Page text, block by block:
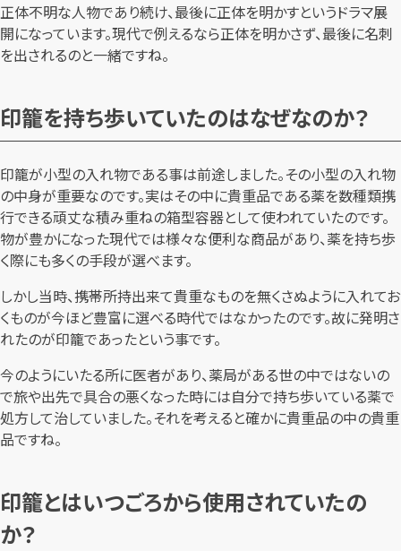
正体不明な人物であり続け、最後に正体を明かすというドラマ展
開になっています。現代で例えるなら正体を明かさず、最後に名刺
を出されるのと一緒ですね。
印籠を持ち歩いていたのはなぜなのか？
印籠が小型の入れ物である事は前途しました。その小型の入れ物
の中身が重要なのです。実はその中に貴重品である薬を数種類携
行できる頑丈な積み重ねの箱型容器として使われていたのです。
物が豊かになった現代では様々な便利な商品があり、薬を持ち歩
く際にも多くの手段が選べます。
しかし当時、携帯所持出来て貴重なものを無くさぬように入れてお
くものが今ほど豊富に選べる時代ではなかったのです。故に発明さ
れたのが印籠であったという事です。
今のようにいたる所に医者があり、薬局がある世の中ではないの
で旅や出先で具合の悪くなった時には自分で持ち歩いている薬で
処方して治していました。それを考えると確かに貴重品の中の貴重
品ですね。
印籠とはいつごろから使用されていたの
か？